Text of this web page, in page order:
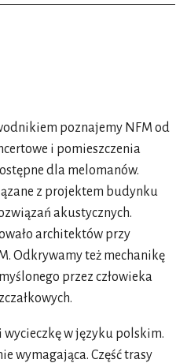
poznajemy NFM od
i pomieszczenia
dla melomanów.
z projektem budynku
akustycznych.
architektów przy
Odkrywamy też mechanikę
przez człowieka
w języku polskim.
wymagająca. Część trasy